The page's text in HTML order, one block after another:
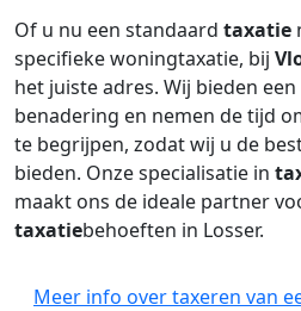
Of u nu een standaard taxatie
specifieke woningtaxatie, bij
het juiste adres. Wij bieden
benadering en nemen de tijd
te begrijpen, zodat wij u de
bieden. Onze specialisatie in
maakt ons de ideale partner
taxatiebehoeften in Losser.
Meer info over taxeren van